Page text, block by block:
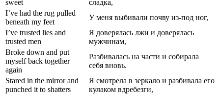
sweet
сладка,
I’ve had the rug pulled
beneath my feet
У меня выбивали почву из-под ног,
I’ve trusted lies and
trusted men
Я доверялась лжи и доверялась
мужчинам,
Broke down and put
myself back together
again
Разбивалась на части и собирала
себя вновь.
Stared in the mirror and
punched it to shatters
Я смотрела в зеркало и разбивала его
кулаком вдребезги,